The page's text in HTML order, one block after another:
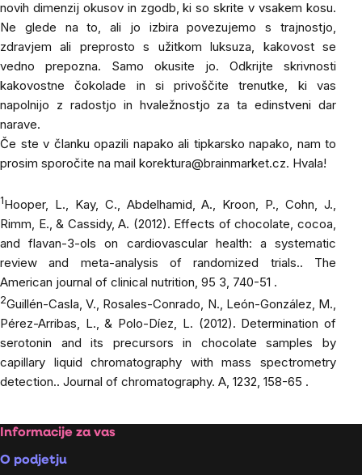
novih dimenzij okusov in zgodb, ki so skrite v vsakem kosu.
Ne glede na to, ali jo izbira povezujemo s trajnostjo,
zdravjem ali preprosto s užitkom luksuza, kakovost se
vedno prepozna. Samo okusite jo. Odkrijte skrivnosti
kakovostne čokolade in si privoščite trenutke, ki vas
napolnijo z radostjo in hvaležnostjo za ta edinstveni dar
narave.
Če ste v članku opazili napako ali tipkarsko napako, nam to
prosim sporočite na mail korektura@brainmarket.cz. Hvala!
1Hooper, L., Kay, C., Abdelhamid, A., Kroon, P., Cohn, J.,
Rimm, E., & Cassidy, A. (2012). Effects of chocolate, cocoa,
and flavan-3-ols on cardiovascular health: a systematic
review and meta-analysis of randomized trials.. The
American journal of clinical nutrition, 95 3, 740-51 .
2Guillén-Casla, V., Rosales-Conrado, N., León-González, M.,
Pérez-Arribas, L., & Polo-Díez, L. (2012). Determination of
serotonin and its precursors in chocolate samples by
capillary liquid chromatography with mass spectrometry
detection.. Journal of chromatography. A, 1232, 158-65 .
Footer
Informacije za vas
O podjetju